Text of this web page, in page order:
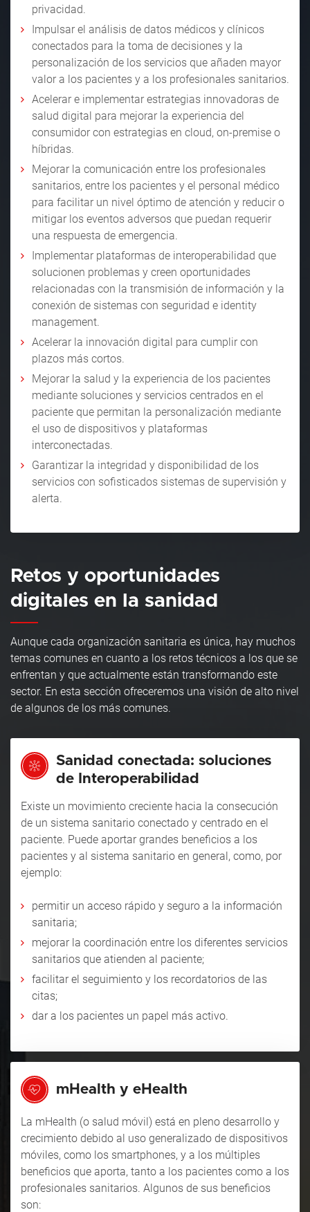
privacidad.
Impulsar el análisis de datos médicos y clínicos
conectados para la toma de decisiones y la
personalización de los servicios que añaden mayor
valor a los pacientes y a los profesionales sanitarios.
Acelerar e implementar estrategias innovadoras de
salud digital para mejorar la experiencia del
consumidor con estrategias en cloud, on-premise o
híbridas.
Mejorar la comunicación entre los profesionales
sanitarios, entre los pacientes y el personal médico
para facilitar un nivel óptimo de atención y reducir o
mitigar los eventos adversos que puedan requerir
una respuesta de emergencia.
Implementar plataformas de interoperabilidad que
solucionen problemas y creen oportunidades
relacionadas con la transmisión de información y la
conexión de sistemas con seguridad e identity
management.
Acelerar la innovación digital para cumplir con
plazos más cortos.
Mejorar la salud y la experiencia de los pacientes
mediante soluciones y servicios centrados en el
paciente que permitan la personalización mediante
el uso de dispositivos y plataformas
interconectadas.
Garantizar la integridad y disponibilidad de los
servicios con sofisticados sistemas de supervisión y
alerta.
Retos y oportunidades
digitales en la sanidad
Aunque cada organización sanitaria es única, hay muchos
temas comunes en cuanto a los retos técnicos a los que se
enfrentan y que actualmente están transformando este
sector. En esta sección ofreceremos una visión de alto nivel
de algunos de los más comunes.
Sanidad conectada: soluciones
de Interoperabilidad
Existe un movimiento creciente hacia la consecución
de un sistema sanitario conectado y centrado en el
paciente. Puede aportar grandes beneficios a los
pacientes y al sistema sanitario en general, como, por
ejemplo:
permitir un acceso rápido y seguro a la información
sanitaria;
mejorar la coordinación entre los diferentes servicios
sanitarios que atienden al paciente;
facilitar el seguimiento y los recordatorios de las
citas;
dar a los pacientes un papel más activo.
mHealth y eHealth
La mHealth (o salud móvil) está en pleno desarrollo y
crecimiento debido al uso generalizado de dispositivos
móviles, como los smartphones, y a los múltiples
beneficios que aporta, tanto a los pacientes como a los
profesionales sanitarios. Algunos de sus beneficios
son: